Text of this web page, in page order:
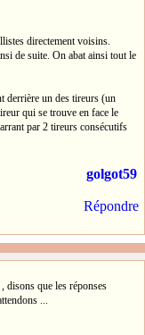
directement voisins.
de suite. On abat ainsi tout le
derrière un des tireurs (un
qui se trouve en face le
par 2 tireurs consécutifs
golgot59
Répondre
disons que les réponses
...